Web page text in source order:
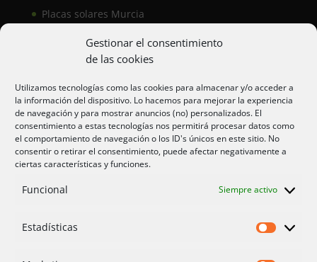
Gestionar el consentimiento
de las cookies
Utilizamos tecnologías como las cookies para almacenar y/o acceder a
la información del dispositivo. Lo hacemos para mejorar la experiencia
de navegación y para mostrar anuncios (no) personalizados. El
consentimiento a estas tecnologías nos permitirá procesar datos como
el comportamiento de navegación o los ID's únicos en este sitio. No
consentir o retirar el consentimiento, puede afectar negativamente a
ciertas características y funciones.
Funcional Siempre activo
Estadísticas
Placas solares Murcia
Aire acondicionado Alicante
Aire acondicionador Murcia
Aire acondicionado San Juan
Privacidad